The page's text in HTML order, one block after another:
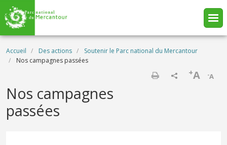
Aller au contenu principal
Fil d'Ariane
Accueil Des actions
Soutenir le Parc national du Mercantour
Nos campagnes passées
-A
+A
Nos campagnes
passées